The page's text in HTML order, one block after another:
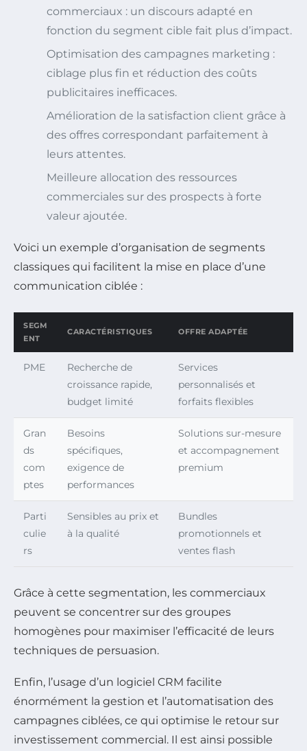
commerciaux : un discours adapté en
fonction du segment cible fait plus d’impact.
Optimisation des campagnes marketing :
ciblage plus fin et réduction des coûts
publicitaires inefficaces.
Amélioration de la satisfaction client grâce à
des offres correspondant parfaitement à
leurs attentes.
Meilleure allocation des ressources
commerciales sur des prospects à forte
valeur ajoutée.
Voici un exemple d’organisation de segments
classiques qui facilitent la mise en place d’une
communication ciblée :
SEGM
ENT
CARACTÉRISTIQUES OFFRE ADAPTÉE
PME
Recherche de
croissance rapide,
budget limité
Services
personnalisés et
forfaits flexibles
Gran
ds
com
ptes
Besoins
spécifiques,
exigence de
performances
Solutions sur-mesure
et accompagnement
premium
Parti
culie
rs
Sensibles au prix et
à la qualité
Bundles
promotionnels et
ventes flash
Grâce à cette segmentation, les commerciaux
peuvent se concentrer sur des groupes
homogènes pour maximiser l’efficacité de leurs
techniques de persuasion.
Enfin, l’usage d’un logiciel CRM facilite
énormément la gestion et l’automatisation des
campagnes ciblées, ce qui optimise le retour sur
investissement commercial. Il est ainsi possible